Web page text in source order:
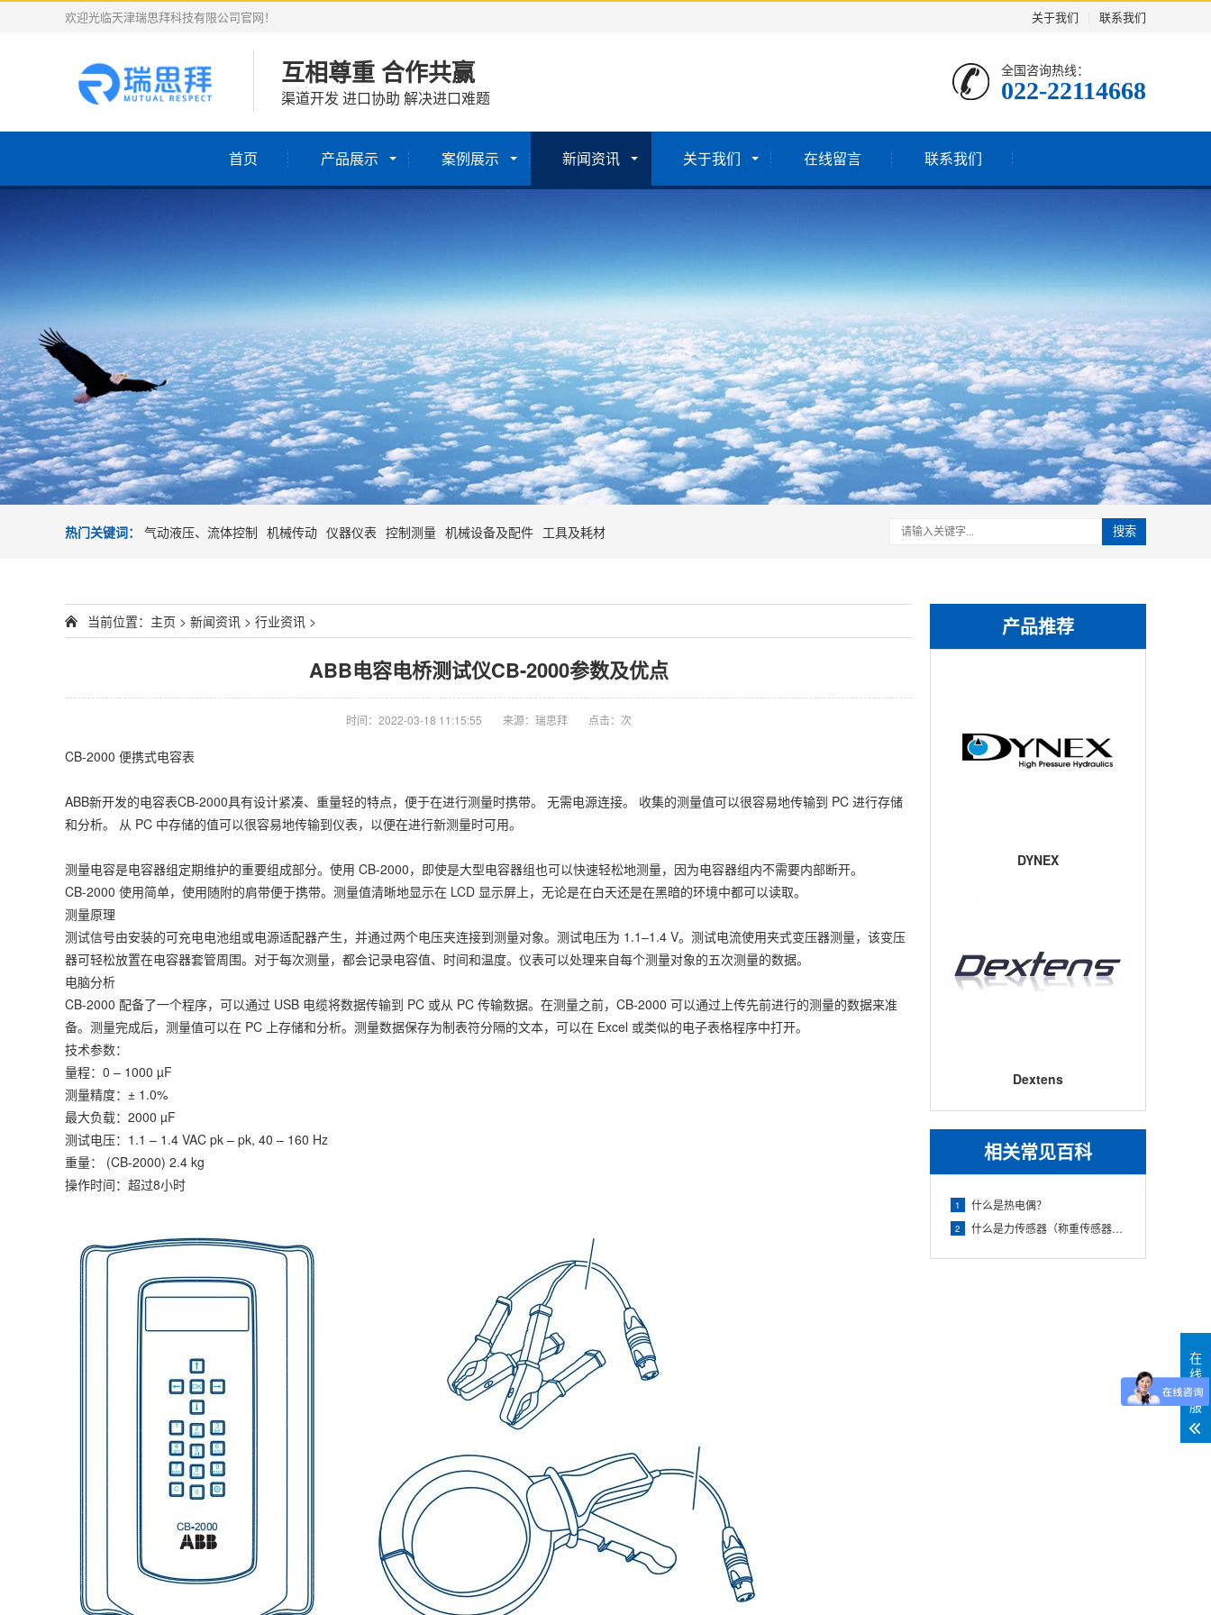
关于我们 联系我们
欢迎光临天津瑞思拜科技有限公司官网！
互相尊重 合作共赢
渠道开发 进口协助 解决进口难题
全国咨询热线：
022-22114668
首页 产品展示 案例展示 新闻资讯 关于我们 在线留言 联系我们
热门关键词： 气动液压、流体控制 机械传动 仪器仪表 控制测量 机械设备及配件 工具及耗材 搜索
产品推荐
DYNEX
Dextens
相关常见百科
1 什么是热电偶？
2 什么是力传感器（称重传感器）？
当前位置： 主页 > 新闻资讯 > 行业资讯 >
ABB电容电桥测试仪CB-2000参数及优点
时间：2022-03-18 11:15:55 来源：瑞思拜 点击： 次
CB-2000 便携式电容表
ABB新开发的电容表CB-2000具有设计紧凑、重量轻的特点，便于在进行测量时携带。 无需电源连接。 收集的测量值可以很容易地传输到 PC 进行存储
和分析。 从 PC 中存储的值可以很容易地传输到仪表，以便在进行新测量时可用。
测量电容是电容器组定期维护的重要组成部分。使用 CB-2000，即使是大型电容器组也可以快速轻松地测量，因为电容器组内不需要内部断开。
CB-2000 使用简单，使用随附的肩带便于携带。测量值清晰地显示在 LCD 显示屏上，无论是在白天还是在黑暗的环境中都可以读取。
测量原理
测试信号由安装的可充电电池组或电源适配器产生，并通过两个电压夹连接到测量对象。测试电压为 1.1–1.4 V。测试电流使用夹式变压器测量，该变压
器可轻松放置在电容器套管周围。对于每次测量，都会记录电容值、时间和温度。仪表可以处理来自每个测量对象的五次测量的数据。
电脑分析
CB-2000 配备了一个程序，可以通过 USB 电缆将数据传输到 PC 或从 PC 传输数据。在测量之前，CB-2000 可以通过上传先前进行的测量的数据来准
备。测量完成后，测量值可以在 PC 上存储和分析。测量数据保存为制表符分隔的文本，可以在 Excel 或类似的电子表格程序中打开。
技术参数：
量程：0 – 1000 µF
测量精度：± 1.0%
最大负载：2000 µF
测试电压：1.1 – 1.4 VAC pk – pk, 40 – 160 Hz
重量： (CB-2000) 2.4 kg
操作时间：超过8小时
在
线
客
服